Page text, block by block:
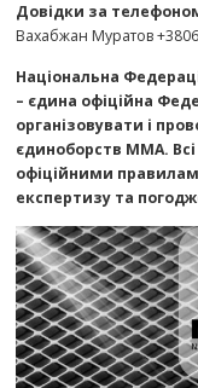
Довідки за
Вахабжан Муратов
Національна
– єдина офіційна
організовувати і
єдиноборств ММА.
офіційними
експертизу та